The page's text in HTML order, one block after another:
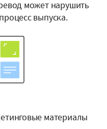
может нарушить
выпуска.
материалы